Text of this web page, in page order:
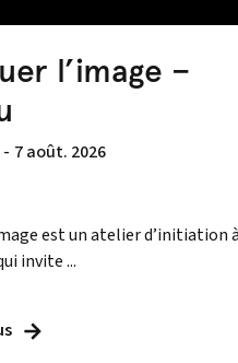
l’image –
- 7 août. 2026
est un atelier d’initiation
invite ...